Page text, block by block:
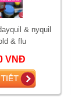
& nyquil
& flu
VNĐ